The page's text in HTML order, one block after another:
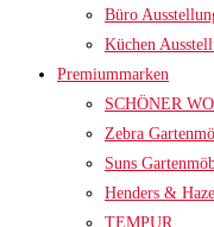
Büro
Küchen
Premiummarken
SCHÖNER
Zebra
Suns
Henders &
TEMPUR